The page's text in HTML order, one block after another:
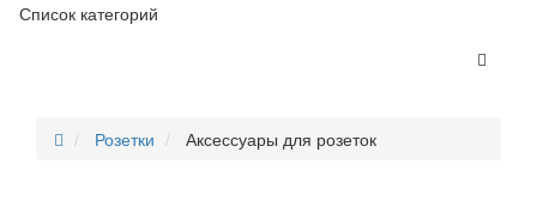
Список категорий
Розетки Аксессуары для розеток